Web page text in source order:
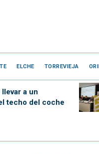
ELCHE TORREVIEJA
a un
techo del coche